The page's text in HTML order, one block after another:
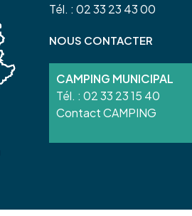
Tél. : 02 33 23 43 00
NOUS CONTACTER
CAMPING MUNICIPAL
Tél. : 02 33 23 15 40
Contact CAMPING